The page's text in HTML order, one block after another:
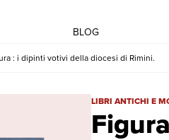
BLOG
: i dipinti votivi della diocesi di Rimini.
Figura culto
LIBRI ANTICHI E